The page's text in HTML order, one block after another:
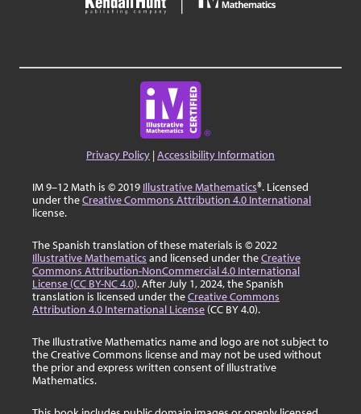
Privacy Policy |Accessibility Information
IM 9–12 Math is © 2019 Illustrative Mathematics®. Licensed
under theCreative Commons Attribution 4.0 International
license.
The Spanish translation of these materials is © 2022
Illustrative Mathematics and licensed under theCreative
Commons Attribution-NonCommercial 4.0 International
License (CC BY-NC 4.0). After July 1, 2024, the Spanish
translation is licensed under theCreative Commons
Attribution 4.0 International License (CC BY 4.0).
The Illustrative Mathematics name and logo are not subject to
the Creative Commons license and may not be used without
the prior and express written consent of Illustrative
Mathematics.